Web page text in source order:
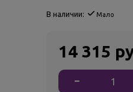
В наличии: Мало
14 315
−